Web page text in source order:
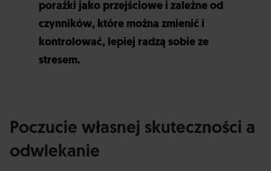
porażki jako przejściowe i zależne od
czynników, które można zmienić i
kontrolować, lepiej radzą sobie ze
stresem.
Poczucie własnej skuteczności a
odwlekanie